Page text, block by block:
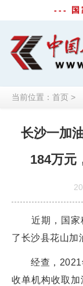
--- 国
当前位置： 首页 >
长沙一加
184万元
近期，国家税
了长沙县花山加
经查，2021
收单机构收取